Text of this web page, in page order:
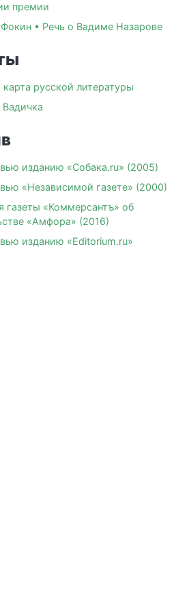
премии
• Речь о Вадиме Назарове
карта русской литературы
Вадичка
изданию «Собака.ru» (2005)
«Независимой газете» (2000)
газеты «Коммерсантъ» об
«Амфора» (2016)
изданию «Editorium.ru»